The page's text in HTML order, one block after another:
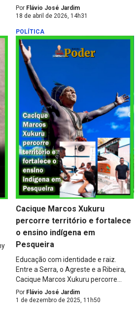
Por Flávio José Jardim
18 de abril de 2026, 14h31
POLÍTICA
Cacique Marcos Xukuru
percorre território e fortalece
o ensino indígena em
Pesqueira
Educação com identidade e raiz.
Entre a Serra, o Agreste e a Ribeira,
Cacique Marcos Xukuru percorre...
Por Flávio José Jardim
1 de dezembro de 2025, 11h50